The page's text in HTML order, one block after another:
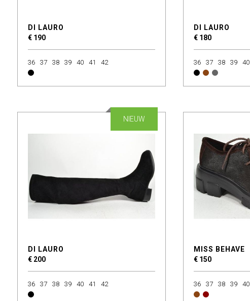
DI LAURO
€ 190
36 37 38 39 40 41 42
DI LAURO
€ 180
36 37 38 39 40
DI LAURO
€ 200
NIEUW
36 37 38 39 40 41 42
MISS BEHAVE
€ 150
36 37 38 39 40